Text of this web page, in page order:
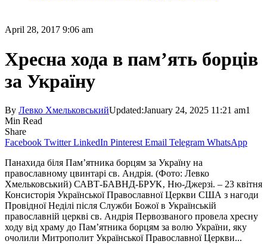
April 28, 2017 9:06 am
Хресна хода в пам’ять борців
за Україну
By Левко ХмельковськийUpdated:January 24, 2025 11:21 am1
Min Read
Share
Facebook Twitter LinkedIn Pinterest Email Telegram WhatsApp
Панахида біля Пам’ятника борцям за Україну на
православному цвинтарі св. Андрія. (Фото: Левко
Хмельковський) САВТ-БАВНД-БРУК‚ Ню-Джерзі. – 23 квітня
Консисторія Української Православної Церкви США з нагоди
Провідної Неділі після Служби Божої в Українській
православній церкві св. Андрія Первозваного провела хресну
ходу від храму до Пам’ятника борцям за волю України, яку
очолили Митрополит Української Православної Церкви...